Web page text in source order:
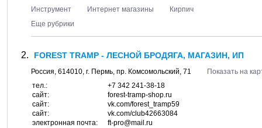
Инструмент
Интернет магазины
Кирпич
Еще рубрики
FOREST TRAMP - ЛЕСНОЙ БРОДЯГА, МАГАЗИН, ИП
Россия, 614010, г. Пермь, пр. Комсомольский, 71
Показать на
тел.:
+7 342 241-38-18
сайт:
forest-tramp-shop.ru
сайт:
vk.com/forest_tramp59
сайт:
vk.com/club42663084
электронная почта:
ft-pro@mail.ru